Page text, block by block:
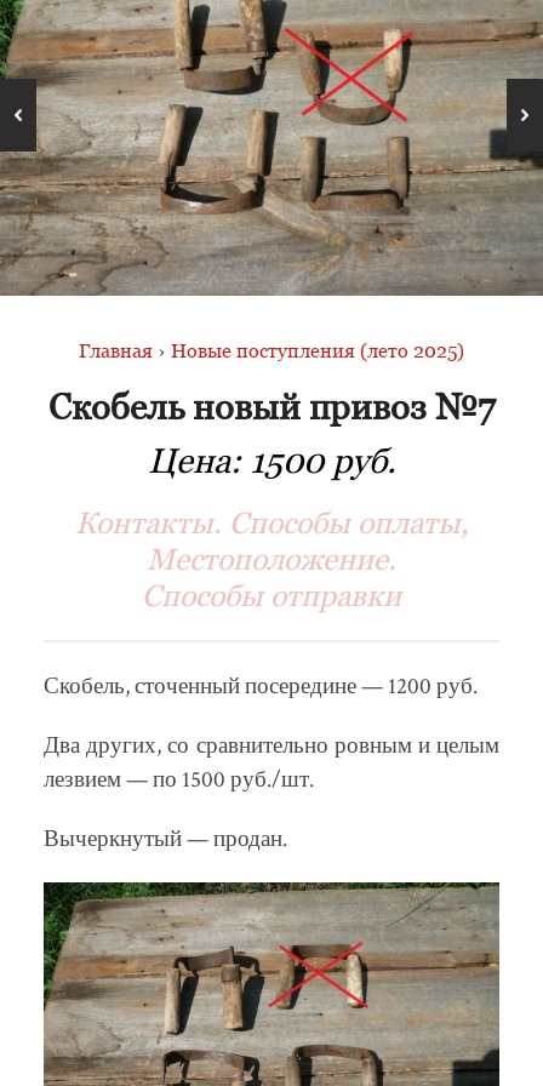
Главная › Новые поступления (лето 2025)
Скобель новый привоз №7
Цена: 1500 руб.
Контакты. Способы оплаты,
Местоположение.
Способы отправки
Скобель, сточенный посередине — 1200 руб.
Два других, со сравнительно ровным и целым
лезвием — по 1500 руб./шт.
Вычеркнутый — продан.